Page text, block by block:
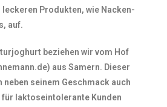
Produkten, wie Nacken-
auf.
beziehen wir vom Hof
aus Samern. Dieser
seinem Geschmack auch
laktoseintolerante Kunden